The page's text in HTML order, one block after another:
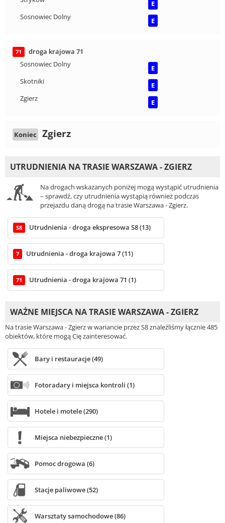
E
Sosnowiec Dolny
E
71
droga krajowa 71
Sosnowiec Dolny
E
Skotniki
E
Zgierz
E
Koniec Zgierz
UTRUDNIENIA NA TRASIE WARSZAWA - ZGIERZ
Na drogach wskazanych poniżej mogą wystąpić utrudnienia
– sprawdź, czy utrudnienia wystąpią również podczas
przejazdu daną drogą na trasie Warszawa - Zgierz.
S8 Utrudnienia - droga ekspresowa S8 (13)
7 Utrudnienia - droga krajowa 7 (11)
71 Utrudnienia - droga krajowa 71 (1)
WAŻNE MIEJSCA NA TRASIE WARSZAWA - ZGIERZ
Na trasie Warszawa - Zgierz w wariancie przez S8 znaleźliśmy łącznie 485
obiektów, które mogą Cię zainteresować.
Bary i restauracje (49)
Fotoradary i miejsca kontroli (1)
Hotele i motele (290)
Miejsca niebezpieczne (1)
Pomoc drogowa (6)
Stacje paliwowe (52)
Warsztaty samochodowe (86)